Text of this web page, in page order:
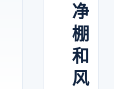
净
棚
和
风